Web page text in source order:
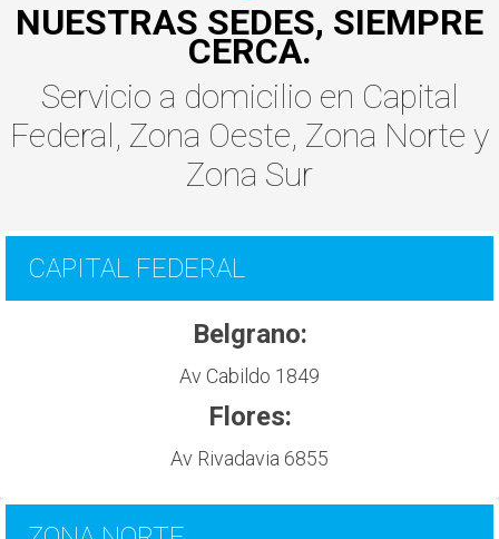
NUESTRAS SEDES, SIEMPRE
CERCA.
Servicio a domicilio en Capital
Federal, Zona Oeste, Zona Norte y
Zona Sur
CAPITAL FEDERAL
Belgrano:
Av Cabildo 1849
Flores:
Av Rivadavia 6855